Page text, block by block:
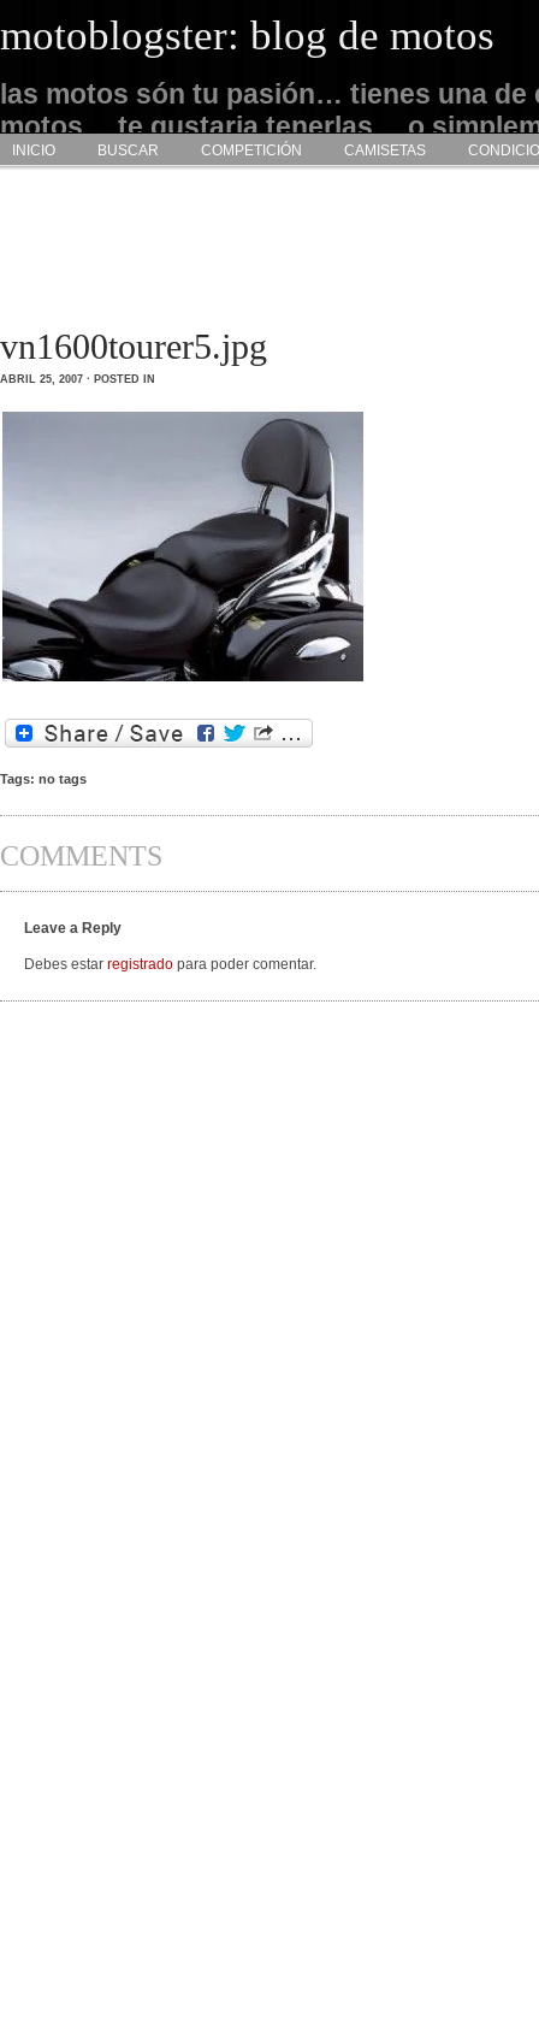
motoblogster: blog de motos
las motos són tu pasión… tienes una de
motos… te gustaria tenerlas… o
admirarlas… este es tu sitio
INICIO BUSCAR COMPETICIÓN CAMISETAS
vn1600tourer5.jpg
ABRIL 25, 2007 · POSTED IN
Tags: no tags
COMMENTS
Leave a Reply
Debes estar registrado para poder comentar.